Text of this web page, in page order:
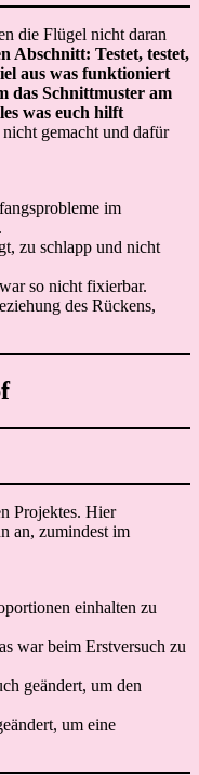
die Flügel nicht daran
Abschnitt: Testet, testet,
aus was funktioniert
das Schnittmuster am
was euch hilft
nicht gemacht und dafür
im
zu schlapp und nicht
so nicht fixierbar.
des Rückens,
Projektes. Hier
an, zumindest im
einhalten zu
war beim Erstversuch zu
geändert, um den
um eine